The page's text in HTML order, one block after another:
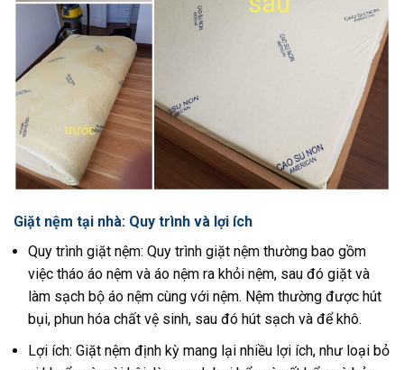
Giặt nệm tại nhà: Quy trình và lợi ích
Quy trình giặt nệm: Quy trình giặt nệm thường bao gồm
việc tháo áo nệm và áo nệm ra khỏi nệm, sau đó giặt và
làm sạch bộ áo nệm cùng với nệm. Nệm thường được hút
bụi, phun hóa chất vệ sinh, sau đó hút sạch và để khô.
Lợi ích: Giặt nệm định kỳ mang lại nhiều lợi ích, như loại bỏ